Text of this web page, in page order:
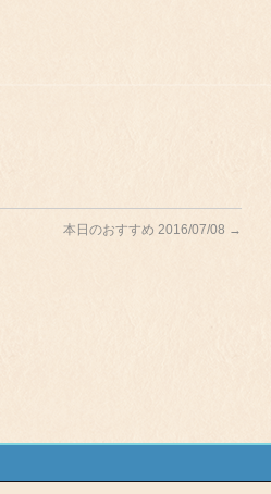
本日のおすすめ 2016/07/08 →